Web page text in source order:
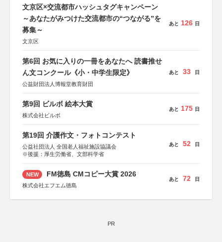
文京区×交流都市ハッシュタグキャンペーン
～あなたがみつけた交流都市の“つながる”を
募集～
文京区
あと 126 日
第6回 お気に入りの一冊をあなたへ 読書推せ
ん文コンクール《小・中学生限定》
公益財団法人博報堂教育財団
あと 33 日
第9回 ビルボ 絵本大賞
株式会社ビルボ
あと 175 日
第19回 介護作文・フォトコンテスト
公益社団法人 全国老人福祉施設協議会
※後援：厚生労働省、文部科学省
あと 52 日
NEW FM徳島 CMコピー大賞 2026
株式会社エフエム徳島
あと 72 日
PR